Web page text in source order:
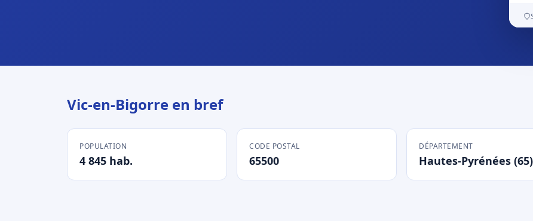
Vic-en-Bigorre en bref
POPULATION
4 845 hab.
CODE POSTAL
65500
DÉPARTEMENT
Hautes-Pyrénées (65)